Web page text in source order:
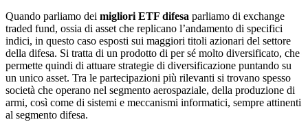
Quando parliamo dei migliori ETF difesa parliamo di exchange
traded fund, ossia di asset che replicano l’andamento di specifici
indici, in questo caso esposti sui maggiori titoli azionari del settore
della difesa. Si tratta di un prodotto di per sé molto diversificato, che
permette quindi di attuare strategie di diversificazione puntando su
un unico asset. Tra le partecipazioni più rilevanti si trovano spesso
società che operano nel segmento aerospaziale, della produzione di
armi, così come di sistemi e meccanismi informatici, sempre attinenti
al segmento difesa.